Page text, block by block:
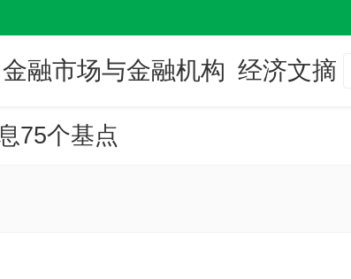
金融市场与金融机构 经济文摘
75个基点